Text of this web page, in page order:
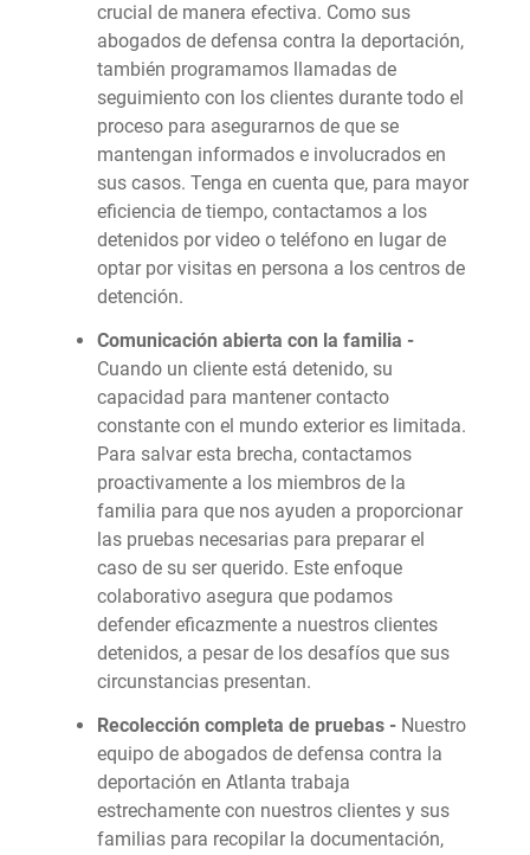
crucial de manera efectiva. Como sus
abogados de defensa contra la deportación,
también programamos llamadas de
seguimiento con los clientes durante todo el
proceso para asegurarnos de que se
mantengan informados e involucrados en
sus casos. Tenga en cuenta que, para mayor
eficiencia de tiempo, contactamos a los
detenidos por video o teléfono en lugar de
optar por visitas en persona a los centros de
detención.
Comunicación abierta con la familia -
Cuando un cliente está detenido, su
capacidad para mantener contacto
constante con el mundo exterior es limitada.
Para salvar esta brecha, contactamos
proactivamente a los miembros de la
familia para que nos ayuden a proporcionar
las pruebas necesarias para preparar el
caso de su ser querido. Este enfoque
colaborativo asegura que podamos
defender eficazmente a nuestros clientes
detenidos, a pesar de los desafíos que sus
circunstancias presentan.
Recolección completa de pruebas - Nuestro
equipo de abogados de defensa contra la
deportación en Atlanta trabaja
estrechamente con nuestros clientes y sus
familias para recopilar la documentación,